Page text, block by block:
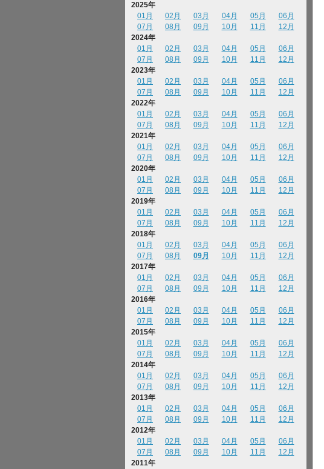
2025年
01月
02月 03月 04月 05月
06月
07月
08月 09月 10月 11月
12月
2024年
01月
02月 03月 04月 05月
06月
07月
08月 09月 10月 11月
12月
2023年
01月
02月 03月 04月 05月
06月
07月
08月 09月 10月 11月
12月
2022年
01月
02月 03月 04月 05月
06月
07月
08月 09月 10月 11月
12月
2021年
01月
02月 03月 04月 05月
06月
07月
08月 09月 10月 11月
12月
2020年
01月
02月 03月 04月 05月
06月
07月
08月 09月 10月 11月
12月
2019年
01月
02月 03月 04月 05月
06月
07月
08月 09月 10月 11月
12月
2018年
01月
02月 03月 04月 05月
06月
07月
08月 09月 10月 11月
12月
2017年
01月
02月 03月 04月 05月
06月
07月
08月 09月 10月 11月
12月
2016年
01月
02月 03月 04月 05月
06月
07月
08月 09月 10月 11月
12月
2015年
01月
02月 03月 04月 05月
06月
07月
08月 09月 10月 11月
12月
2014年
01月
02月 03月 04月 05月
06月
07月
08月 09月 10月 11月
12月
2013年
01月
02月 03月 04月 05月
06月
07月
08月 09月 10月 11月
12月
2012年
01月
02月 03月 04月 05月
06月
07月
08月 09月 10月 11月
12月
2011年